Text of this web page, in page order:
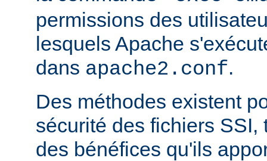
permissions des
lesquels Apache
dans apache2.conf.
Des méthodes existent
sécurité des fichiers SSI,
des bénéfices qu'ils